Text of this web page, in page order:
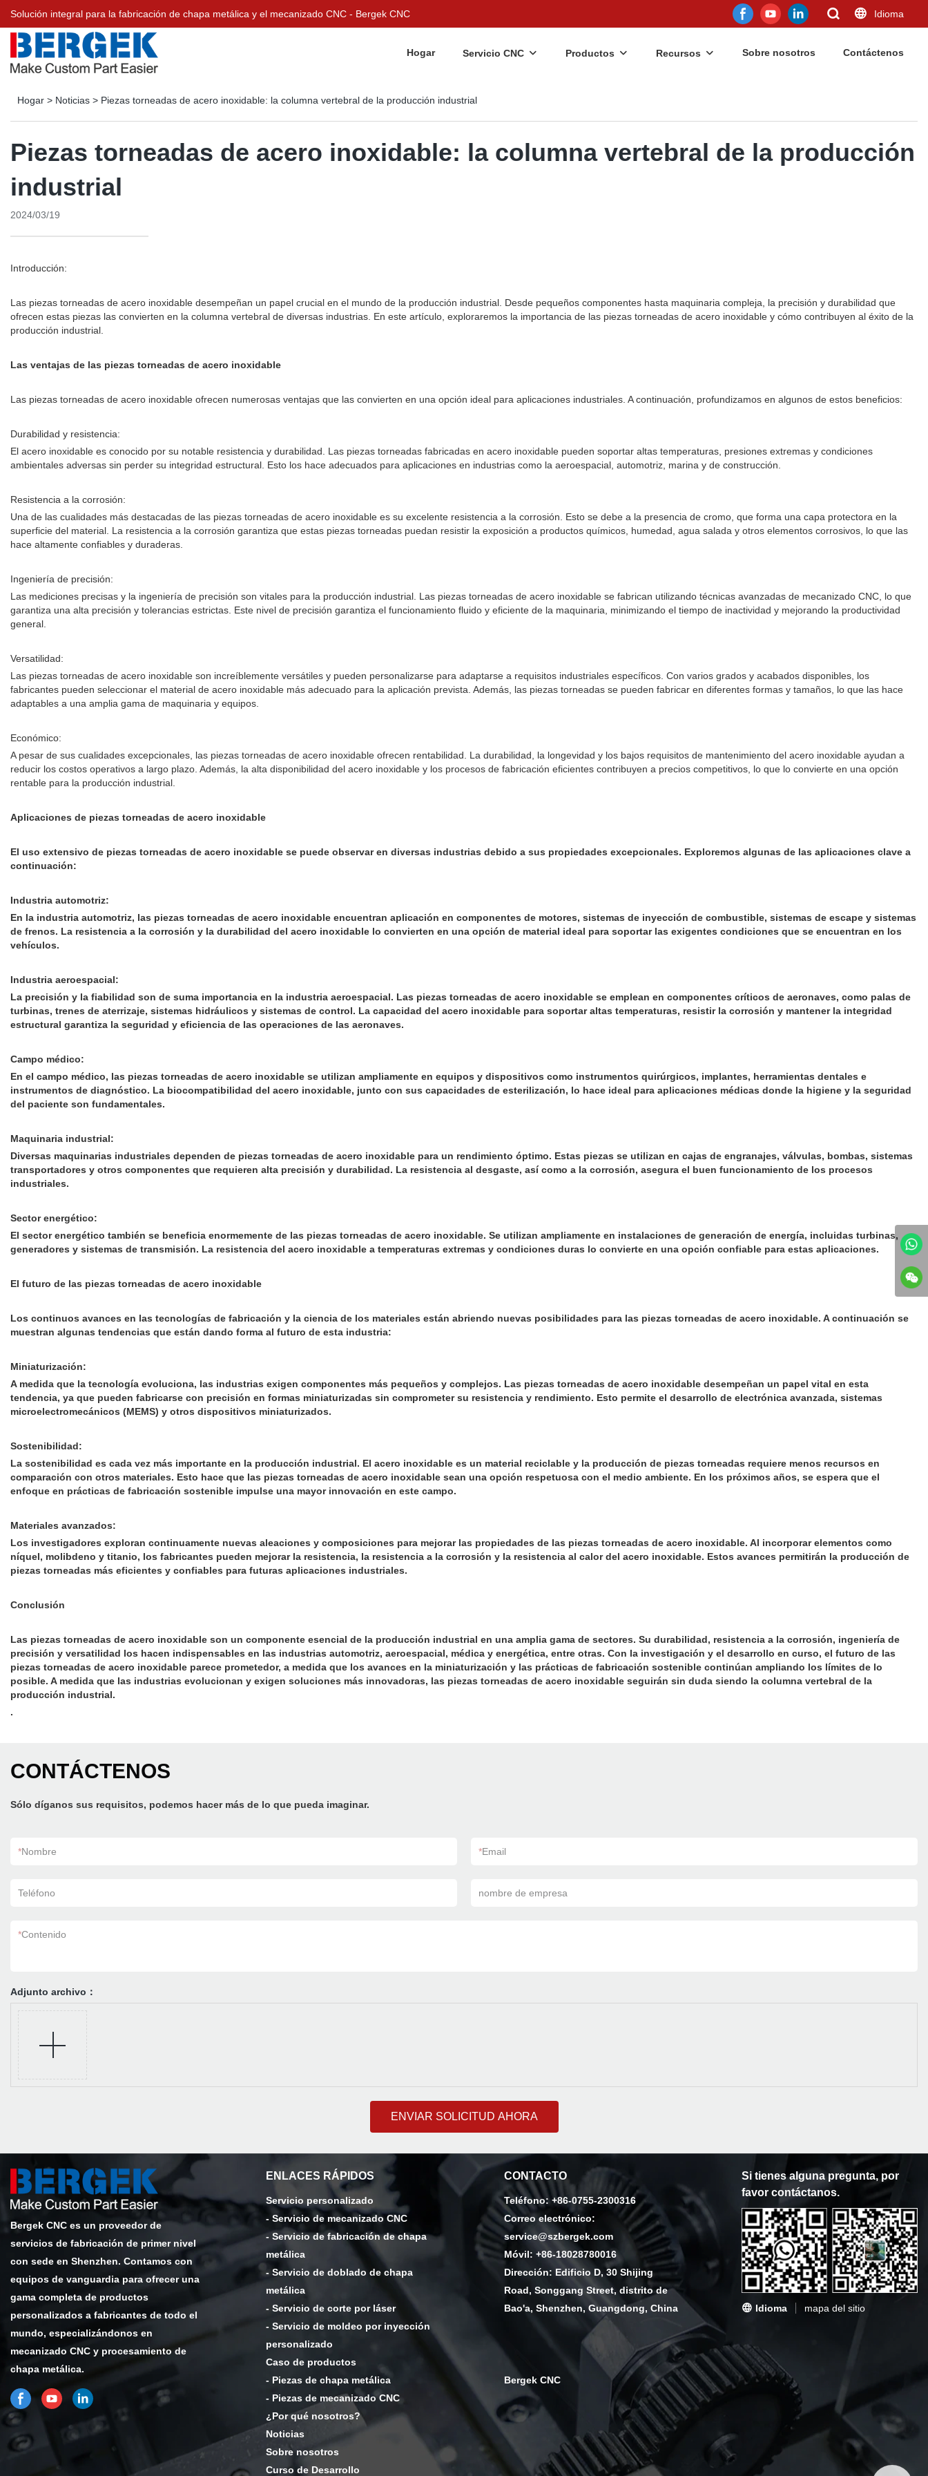
Solución integral para la fabricación de chapa metálica y el mecanizado CNC - Bergek CNC Idioma
Hogar Servicio CNC Productos Recursos Sobre nosotros Contáctenos
Hogar > Noticias > Piezas torneadas de acero inoxidable: la columna vertebral de la producción industrial
Piezas torneadas de acero inoxidable: la columna vertebral de la producción
industrial
2024/03/19
Introducción:
Las piezas torneadas de acero inoxidable desempeñan un papel crucial en el mundo de la producción industrial. Desde pequeños componentes hasta maquinaria compleja, la precisión y durabilidad que
ofrecen estas piezas las convierten en la columna vertebral de diversas industrias. En este artículo, exploraremos la importancia de las piezas torneadas de acero inoxidable y cómo contribuyen al éxito de la
producción industrial.
Las ventajas de las piezas torneadas de acero inoxidable
Las piezas torneadas de acero inoxidable ofrecen numerosas ventajas que las convierten en una opción ideal para aplicaciones industriales. A continuación, profundizamos en algunos de estos beneficios:
Durabilidad y resistencia:
El acero inoxidable es conocido por su notable resistencia y durabilidad. Las piezas torneadas fabricadas en acero inoxidable pueden soportar altas temperaturas, presiones extremas y condiciones
ambientales adversas sin perder su integridad estructural. Esto los hace adecuados para aplicaciones en industrias como la aeroespacial, automotriz, marina y de construcción.
Resistencia a la corrosión:
Una de las cualidades más destacadas de las piezas torneadas de acero inoxidable es su excelente resistencia a la corrosión. Esto se debe a la presencia de cromo, que forma una capa protectora en la
superficie del material. La resistencia a la corrosión garantiza que estas piezas torneadas puedan resistir la exposición a productos químicos, humedad, agua salada y otros elementos corrosivos, lo que las
hace altamente confiables y duraderas.
Ingeniería de precisión:
Las mediciones precisas y la ingeniería de precisión son vitales para la producción industrial. Las piezas torneadas de acero inoxidable se fabrican utilizando técnicas avanzadas de mecanizado CNC, lo que
garantiza una alta precisión y tolerancias estrictas. Este nivel de precisión garantiza el funcionamiento fluido y eficiente de la maquinaria, minimizando el tiempo de inactividad y mejorando la productividad
general.
Versatilidad:
Las piezas torneadas de acero inoxidable son increíblemente versátiles y pueden personalizarse para adaptarse a requisitos industriales específicos. Con varios grados y acabados disponibles, los
fabricantes pueden seleccionar el material de acero inoxidable más adecuado para la aplicación prevista. Además, las piezas torneadas se pueden fabricar en diferentes formas y tamaños, lo que las hace
adaptables a una amplia gama de maquinaria y equipos.
Económico:
A pesar de sus cualidades excepcionales, las piezas torneadas de acero inoxidable ofrecen rentabilidad. La durabilidad, la longevidad y los bajos requisitos de mantenimiento del acero inoxidable ayudan a
reducir los costos operativos a largo plazo. Además, la alta disponibilidad del acero inoxidable y los procesos de fabricación eficientes contribuyen a precios competitivos, lo que lo convierte en una opción
rentable para la producción industrial.
Aplicaciones de piezas torneadas de acero inoxidable
El uso extensivo de piezas torneadas de acero inoxidable se puede observar en diversas industrias debido a sus propiedades excepcionales. Exploremos algunas de las aplicaciones clave a
continuación:
Industria automotriz:
En la industria automotriz, las piezas torneadas de acero inoxidable encuentran aplicación en componentes de motores, sistemas de inyección de combustible, sistemas de escape y sistemas
de frenos. La resistencia a la corrosión y la durabilidad del acero inoxidable lo convierten en una opción de material ideal para soportar las exigentes condiciones que se encuentran en los
vehículos.
Industria aeroespacial:
La precisión y la fiabilidad son de suma importancia en la industria aeroespacial. Las piezas torneadas de acero inoxidable se emplean en componentes críticos de aeronaves, como palas de
turbinas, trenes de aterrizaje, sistemas hidráulicos y sistemas de control. La capacidad del acero inoxidable para soportar altas temperaturas, resistir la corrosión y mantener la integridad
estructural garantiza la seguridad y eficiencia de las operaciones de las aeronaves.
Campo médico:
En el campo médico, las piezas torneadas de acero inoxidable se utilizan ampliamente en equipos y dispositivos como instrumentos quirúrgicos, implantes, herramientas dentales e
instrumentos de diagnóstico. La biocompatibilidad del acero inoxidable, junto con sus capacidades de esterilización, lo hace ideal para aplicaciones médicas donde la higiene y la seguridad
del paciente son fundamentales.
Maquinaria industrial:
Diversas maquinarias industriales dependen de piezas torneadas de acero inoxidable para un rendimiento óptimo. Estas piezas se utilizan en cajas de engranajes, válvulas, bombas, sistemas
transportadores y otros componentes que requieren alta precisión y durabilidad. La resistencia al desgaste, así como a la corrosión, asegura el buen funcionamiento de los procesos
industriales.
Sector energético:
El sector energético también se beneficia enormemente de las piezas torneadas de acero inoxidable. Se utilizan ampliamente en instalaciones de generación de energía, incluidas turbinas,
generadores y sistemas de transmisión. La resistencia del acero inoxidable a temperaturas extremas y condiciones duras lo convierte en una opción confiable para estas aplicaciones.
El futuro de las piezas torneadas de acero inoxidable
Los continuos avances en las tecnologías de fabricación y la ciencia de los materiales están abriendo nuevas posibilidades para las piezas torneadas de acero inoxidable. A continuación se
muestran algunas tendencias que están dando forma al futuro de esta industria:
Miniaturización:
A medida que la tecnología evoluciona, las industrias exigen componentes más pequeños y complejos. Las piezas torneadas de acero inoxidable desempeñan un papel vital en esta
tendencia, ya que pueden fabricarse con precisión en formas miniaturizadas sin comprometer su resistencia y rendimiento. Esto permite el desarrollo de electrónica avanzada, sistemas
microelectromecánicos (MEMS) y otros dispositivos miniaturizados.
Sostenibilidad:
La sostenibilidad es cada vez más importante en la producción industrial. El acero inoxidable es un material reciclable y la producción de piezas torneadas requiere menos recursos en
comparación con otros materiales. Esto hace que las piezas torneadas de acero inoxidable sean una opción respetuosa con el medio ambiente. En los próximos años, se espera que el
enfoque en prácticas de fabricación sostenible impulse una mayor innovación en este campo.
Materiales avanzados:
Los investigadores exploran continuamente nuevas aleaciones y composiciones para mejorar las propiedades de las piezas torneadas de acero inoxidable. Al incorporar elementos como
níquel, molibdeno y titanio, los fabricantes pueden mejorar la resistencia, la resistencia a la corrosión y la resistencia al calor del acero inoxidable. Estos avances permitirán la producción de
piezas torneadas más eficientes y confiables para futuras aplicaciones industriales.
Conclusión
Las piezas torneadas de acero inoxidable son un componente esencial de la producción industrial en una amplia gama de sectores. Su durabilidad, resistencia a la corrosión, ingeniería de
precisión y versatilidad los hacen indispensables en las industrias automotriz, aeroespacial, médica y energética, entre otras. Con la investigación y el desarrollo en curso, el futuro de las
piezas torneadas de acero inoxidable parece prometedor, a medida que los avances en la miniaturización y las prácticas de fabricación sostenible continúan ampliando los límites de lo
posible. A medida que las industrias evolucionan y exigen soluciones más innovadoras, las piezas torneadas de acero inoxidable seguirán sin duda siendo la columna vertebral de la
producción industrial.
.
CONTÁCTENOS
Sólo díganos sus requisitos, podemos hacer más de lo que pueda imaginar.
*Nombre *Email
Teléfono nombre de empresa
*Contenido
Adjunto archivo：
ENVIAR SOLICITUD AHORA
Bergek CNC es un proveedor de
servicios de fabricación de primer nivel
con sede en Shenzhen. Contamos con
equipos de vanguardia para ofrecer una
gama completa de productos
personalizados a fabricantes de todo el
mundo, especializándonos en
mecanizado CNC y procesamiento de
chapa metálica.
ENLACES RÁPIDOS
Servicio personalizado
- Servicio de mecanizado CNC
- Servicio de fabricación de chapa
metálica
- Servicio de doblado de chapa
metálica
- Servicio de corte por láser
- Servicio de moldeo por inyección
personalizado
Caso de productos
- Piezas de chapa metálica
- Piezas de mecanizado CNC
¿Por qué nosotros?
Noticias
Sobre nosotros
Curso de Desarrollo
CONTACTO
Teléfono: +86-0755-2300316
Correo electrónico:
service@szbergek.com
Móvil: +86-18028780016
Dirección: Edificio D, 30 Shijing
Road, Songgang Street, distrito de
Bao'a, Shenzhen, Guangdong, China
Bergek CNC
Si tienes alguna pregunta, por
favor contáctanos.
Idioma mapa del sitio